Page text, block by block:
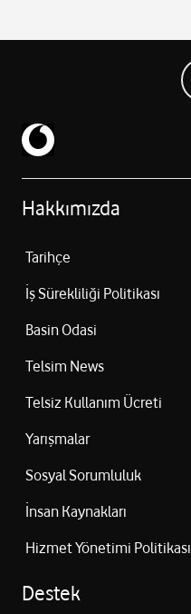
Hakkımızda
Tarihçe
İş Sürekliliği Politikası
Basin Odasi
Telsim News
Telsiz Kullanım Ücreti
Yarışmalar
Sosyal Sorumluluk
İnsan Kaynakları
Hizmet Yönetimi Politikası
Destek